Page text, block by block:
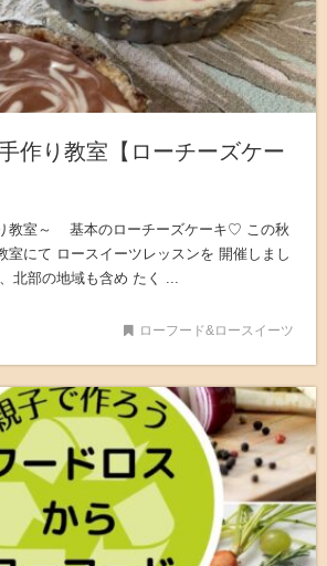
作り教室【ローチーズケー
教室～ 基本のローチーズケーキ♡ この秋
室にて ロースイーツレッスンを 開催しまし
北部の地域も含め たく ...
ローフード&ロースイーツ